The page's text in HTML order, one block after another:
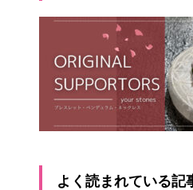
よく読まれている記